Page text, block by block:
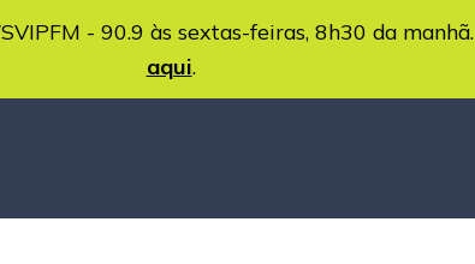
- 90.9 às sextas-feiras, 8h30 da manhã.
aqui.